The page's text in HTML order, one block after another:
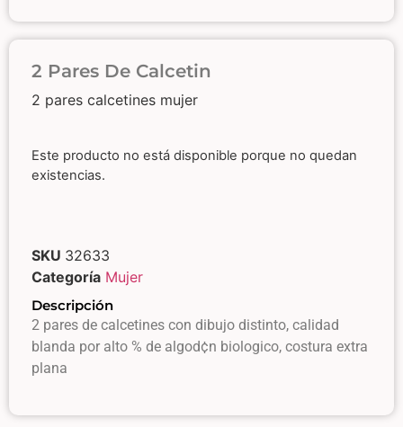
2 Pares De Calcetin
2 pares calcetines mujer
Este producto no está disponible porque no quedan
existencias.
SKU 32633
Categoría Mujer
Descripción
2 pares de calcetines con dibujo distinto, calidad
blanda por alto % de algod¢n biologico, costura extra
plana